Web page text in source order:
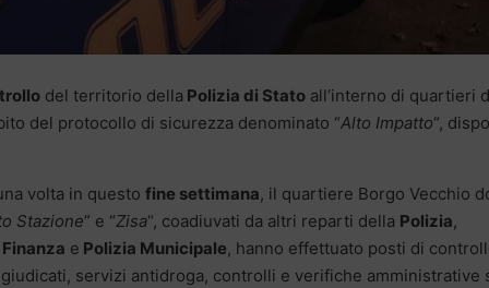
del territorio della Polizia di Stato all’interno di quartieri
del protocollo di sicurezza denominato “Alto Impatto“,
volta in questo fine settimana, il quartiere Borgo Vecchio
Stazione” e “Zisa“, coadiuvati da altri reparti della Polizia,
e Polizia Municipale, hanno effettuato posti di
servizi antidroga, controlli e verifiche amministrative